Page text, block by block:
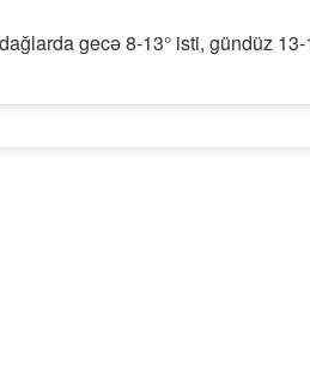
gecə 8-13° isti, gündüz